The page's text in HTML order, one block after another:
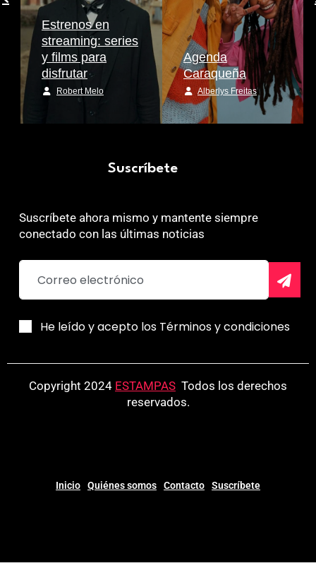
Estrenos en
streaming: series
y films para
disfrutar
Robert Melo
Agenda
Caraqueña
Alberlys Freitas
Suscríbete
Suscríbete ahora mismo y mantente siempre
conectado con las últimas noticias
He leído y acepto los Términos y condiciones
Copyright 2024 ESTAMPAS Todos los derechos
reservados.
Inicio Quiénes somos Contacto Suscríbete